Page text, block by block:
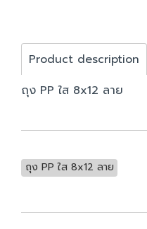
Product description
ถุง PP ใส 8x12 ลาย
ถุง PP ใส 8x12 ลาย